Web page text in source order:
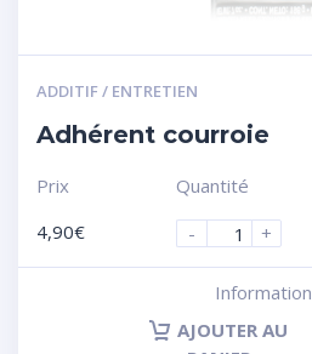
ADDITIF / ENTRETIEN
Adhérent courroie
Prix
4,90€
Quantité
-
+
Information
AJOUTER AU